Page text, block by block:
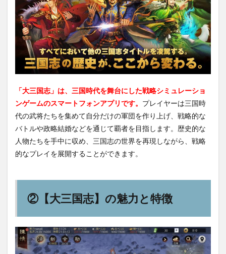
「大三国志」は、三国時代を舞台にした戦略シミュレーショ
ンゲームのスマートフォンアプリです。 プレイヤーは三国時
代の武将たちを集めて自分だけの軍団を作り上げ、戦略的な
バトルや政略結婚などを通じて覇者を目指します。歴史的な
人物たちを手中に収め、三国志の世界を再現しながら、戦略
的なプレイを展開することができます。
②【大三国志】の魅力と特徴